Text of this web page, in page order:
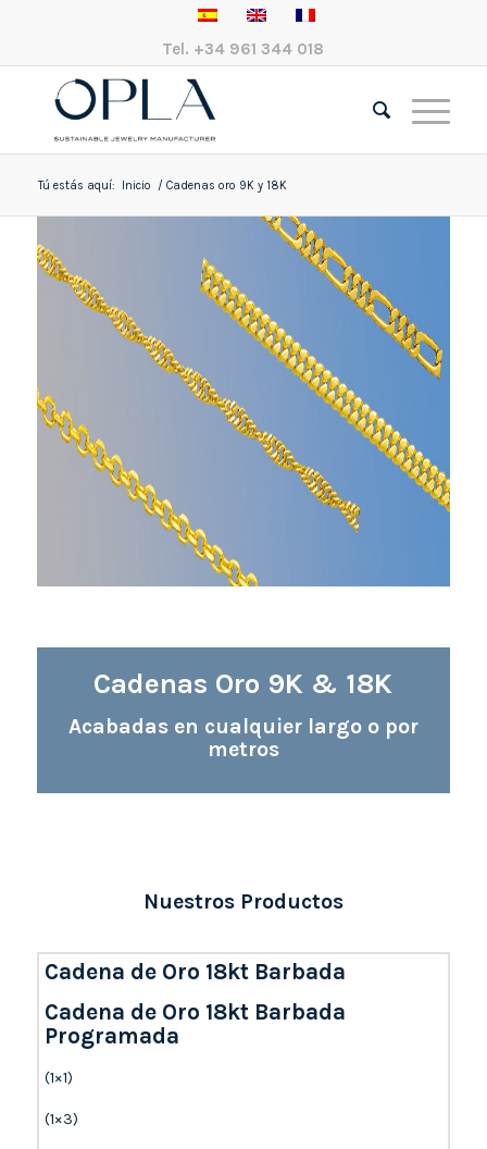
Tel. +34 961 344 018
Tú estás aquí: Inicio / Cadenas oro 9K y 18K
Cadenas Oro 9K & 18K
Acabadas en cualquier largo o por
metros
Nuestros Productos
Cadena de Oro 18kt Barbada
Cadena de Oro 18kt Barbada
Programada
(1×1)
(1×3)